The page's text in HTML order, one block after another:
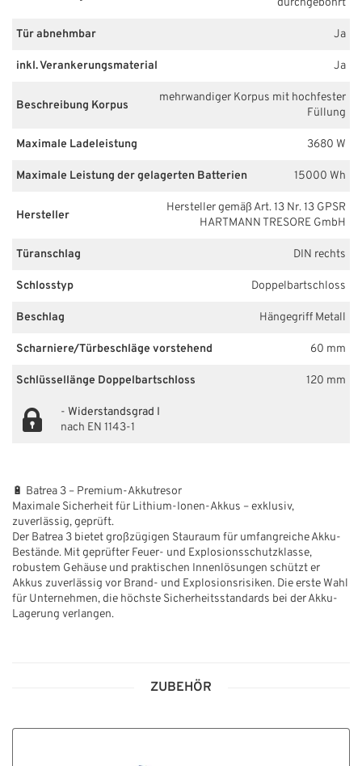
durchgebohrt
Tür abnehmbar Ja
inkl. Verankerungsmaterial Ja
Beschreibung Korpus
mehrwandiger Korpus mit hochfester
Füllung
Maximale Ladeleistung 3680 W
Maximale Leistung der gelagerten Batterien 15000 Wh
Hersteller
Hersteller gemäß Art. 13 Nr. 13 GPSR
HARTMANN TRESORE GmbH
Türanschlag DIN rechts
Schlosstyp Doppelbartschloss
Beschlag Hängegriff Metall
Scharniere/Türbeschläge vorstehend 60 mm
Schlüssellänge Doppelbartschloss 120 mm
- Widerstandsgrad I
nach EN 1143-1
🔋 Batrea 3 – Premium-Akkutresor
Maximale Sicherheit für Lithium-Ionen-Akkus – exklusiv,
zuverlässig, geprüft.
Der Batrea 3 bietet großzügigen Stauraum für umfangreiche Akku-
Bestände. Mit geprüfter Feuer- und Explosionsschutzklasse,
robustem Gehäuse und praktischen Innenlösungen schützt er
Akkus zuverlässig vor Brand- und Explosionsrisiken. Die erste Wahl
für Unternehmen, die höchste Sicherheitsstandards bei der Akku-
Lagerung verlangen.
ZUBEHÖR